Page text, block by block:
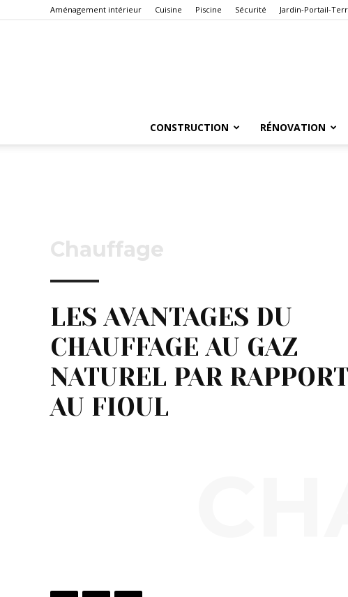
Aménagement intérieur Cuisine Piscine Sécurité Jardin-Portail-
CONSTRUCTION RÉNOVATION
Chauffage
LES AVANTAGES DU
CHAUFFAGE AU GAZ
NATUREL PAR RAPPORT
AU FIOUL